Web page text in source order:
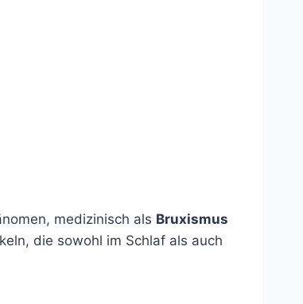
medizinisch als Bruxismus
die sowohl im Schlaf als auch